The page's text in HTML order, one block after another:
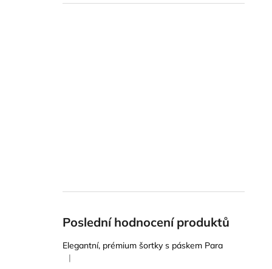
Poslední hodnocení produktů
Elegantní, prémium šortky s páskem Para
Hodnocení produktu je 5 z 5 hvězdiček.
|